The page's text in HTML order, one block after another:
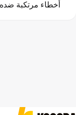
أخطاء مرتكبة ضده